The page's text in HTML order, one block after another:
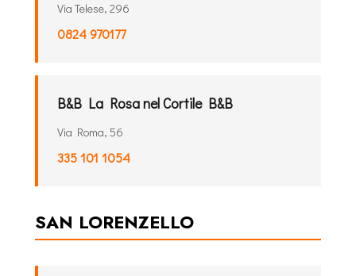
Via Telese, 296
0824 970177
B&B La Rosa nel Cortile B&B
Via Roma, 56
335 101 1054
SAN LORENZELLO